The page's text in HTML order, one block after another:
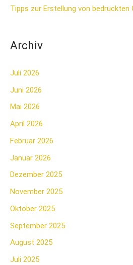
h
Tipps zur Erstellung von bedruckten
Archiv
Juli 2026
Juni 2026
Mai 2026
April 2026
Februar 2026
Januar 2026
Dezember 2025
November 2025
Oktober 2025
September 2025
August 2025
Juli 2025